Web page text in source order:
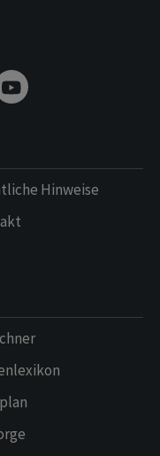
Hinweise